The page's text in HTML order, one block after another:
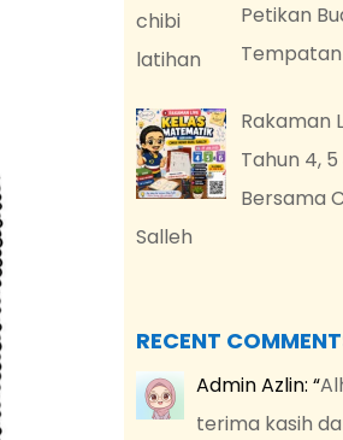
Petikan
Rakaman
Tahun 4,
Bersama
Salleh
RECENT
Admin Azlin: “
terima kasih